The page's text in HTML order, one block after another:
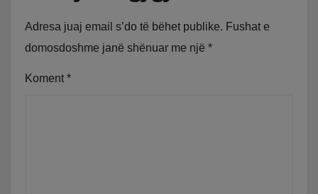
Adresa juaj email s’do të bëhet publike. Fushat e
domosdoshme janë shënuar me një *
Koment *